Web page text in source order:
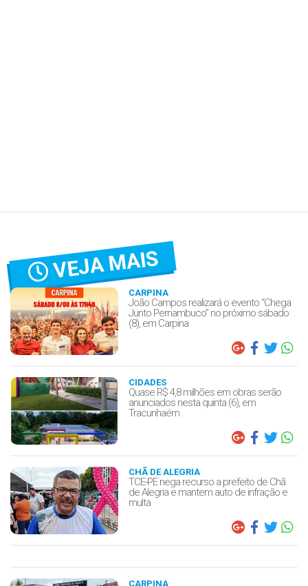
VEJA MAIS
CARPINA
João Campos realizará o evento “Chega
Junto Pernambuco” no próximo sábado
(8), em Carpina
CIDADES
Quase R$ 4,8 milhões em obras serão
anunciados nesta quinta (6), em
Tracunhaém
CHÃ DE ALEGRIA
TCE-PE nega recurso a prefeito de Chã
de Alegria e mantem auto de infração e
multa
CARPINA